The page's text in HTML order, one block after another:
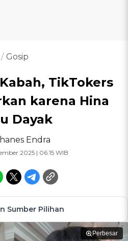
Gosip
TikTokers
karena Hina
Dayak
Endra
2025 | 06:15 WIB
Sumber Pilihan
Perbesar